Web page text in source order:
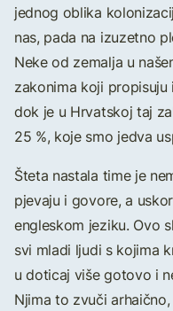
jednog oblika
nas, pada na izuzetno
Neke od zemalja u
zakonima koji
dok je u Hrvatskoj taj
25 %, koje smo jedva
Šteta nastala time je
pjevaju i govore, a
engleskom jeziku. Ovo
svi mladi ljudi s kojima
u doticaj više gotovo i
Njima to zvuči